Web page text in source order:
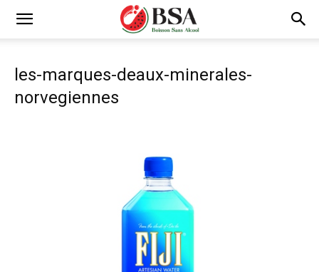
les-marques-deaux-minerales-
norvegiennes